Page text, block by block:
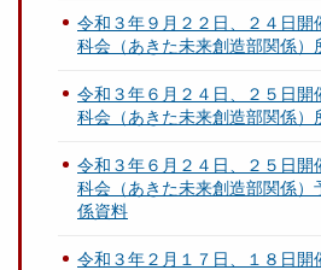
令和３年９月２２日、２４日
科会（あきた未来創造部関係）
令和３年６月２４日、２５日
科会（あきた未来創造部関係）
令和３年６月２４日、２５日
科会（あきた未来創造部関係）
係資料
令和３年２月１７日、１８日